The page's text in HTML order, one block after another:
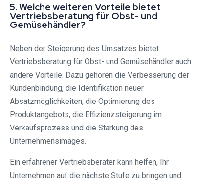
5. Welche weiteren Vorteile bietet
Vertriebsberatung für Obst- und
Gemüsehändler?
Neben der Steigerung des Umsatzes bietet
Vertriebsberatung für Obst- und Gemüsehändler auch
andere Vorteile. Dazu gehören die Verbesserung der
Kundenbindung, die Identifikation neuer
Absatzmöglichkeiten, die Optimierung des
Produktangebots, die Effizienzsteigerung im
Verkaufsprozess und die Stärkung des
Unternehmensimages.
Ein erfahrener Vertriebsberater kann helfen, Ihr
Unternehmen auf die nächste Stufe zu bringen und